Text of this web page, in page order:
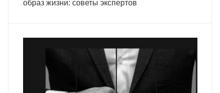
образ жизни: советы экспертов